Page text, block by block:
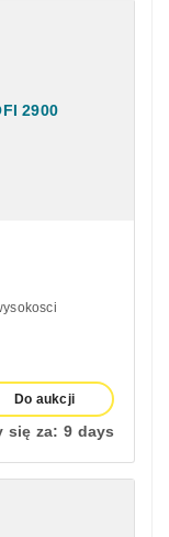
Do aukcji
się za: 9 days